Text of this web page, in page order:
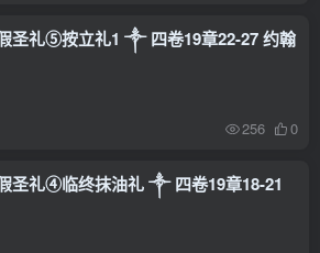
圣礼⑤按立礼1 ༒ 四卷19章22-27 约翰
256 0
圣礼④临终抹油礼 ༒ 四卷19章18-21